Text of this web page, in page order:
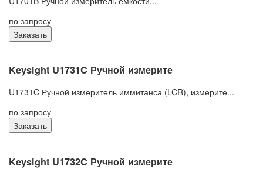
по запросу
Заказать
Keysight U1731C Ручной измерите
U1731C Ручной измеритель иммитанса (LCR), измерите...
по запросу
Заказать
Keysight U1732C Ручной измерите